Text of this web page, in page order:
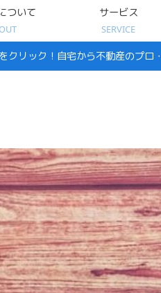
ついて サービス
SERVICE
クリック！自宅から不動産のプロ